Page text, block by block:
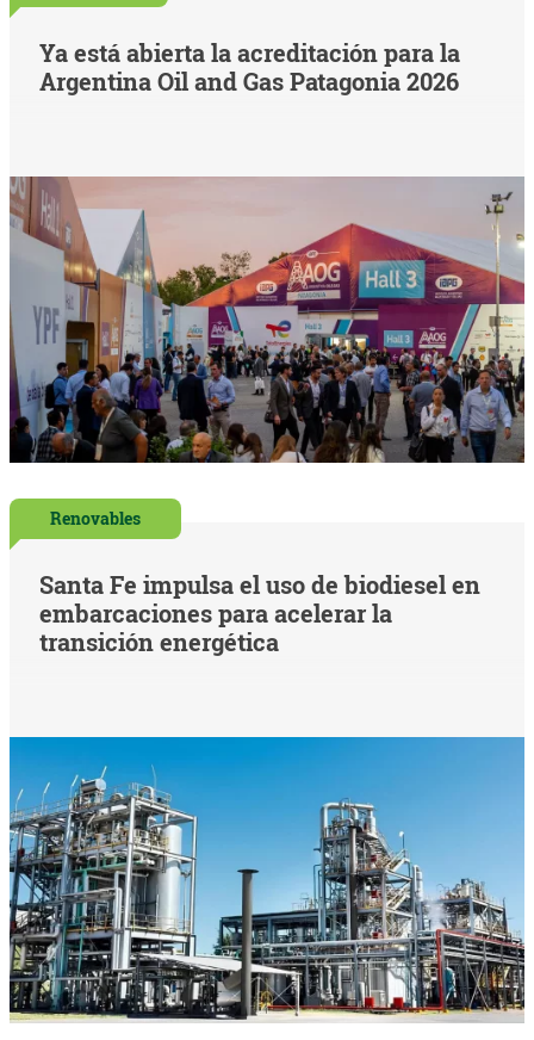
Ya está abierta la acreditación para la
Argentina Oil and Gas Patagonia 2026
Renovables
Santa Fe impulsa el uso de biodiesel en
embarcaciones para acelerar la
transición energética